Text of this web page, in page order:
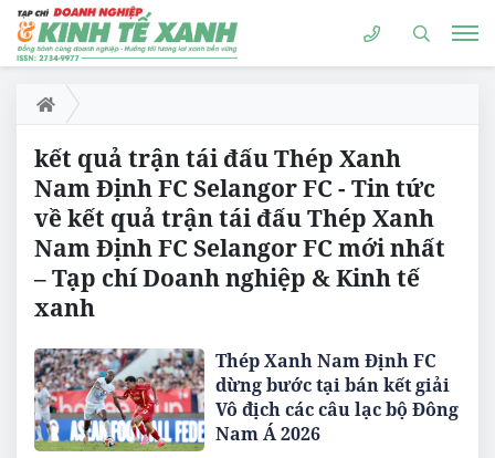
kết quả trận tái đấu Thép Xanh
Nam Định FC Selangor FC - Tin tức
về kết quả trận tái đấu Thép Xanh
Nam Định FC Selangor FC mới nhất
– Tạp chí Doanh nghiệp & Kinh tế
xanh
Thép Xanh Nam Định FC
dừng bước tại bán kết giải
Vô địch các câu lạc bộ Đông
Nam Á 2026